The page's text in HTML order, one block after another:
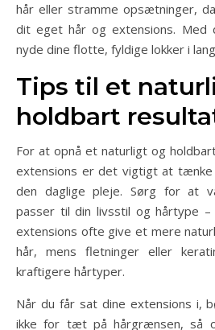
hår eller stramme opsætninger,
dit eget hår og extensions. Med
nyde dine flotte, fyldige lokker i
Tips til et
holdbart
For at opnå et naturligt og
extensions er det vigtigt at
den daglige pleje. Sørg for at
passer til din livsstil og hårtype
extensions ofte give et mere
hår, mens fletninger eller
kraftigere hårtyper.
Når du får sat dine extensions i,
ikke for tæt på hårgrænsen, så